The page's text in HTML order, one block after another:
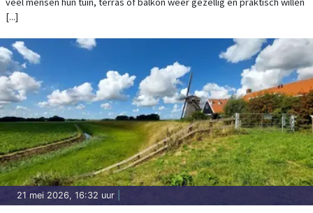
[...]
21 mei 2026, 16:32 uur